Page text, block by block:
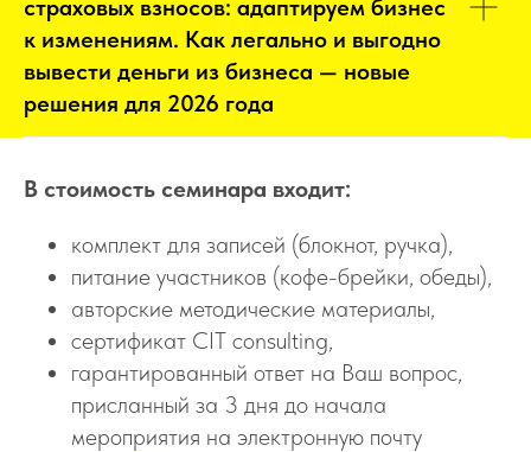
страховых взносов: адаптируем бизнес
к изменениям. Как легально и выгодно
вывести деньги из бизнеса — новые
решения для 2026 года
В стоимость семинара входит:
комплект для записей (блокнот, ручка),
питание участников (кофе-брейки, обеды),
авторские методические материалы,
сертификат CIT consulting,
гарантированный ответ на Ваш вопрос,
присланный за 3 дня до начала
мероприятия на электронную почту